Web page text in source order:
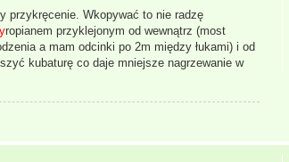
przykręcenie. Wkopywać to nie radzę
yropianem przyklejonym od wewnątrz (most
a mam odcinki po 2m między łukami) i od
kubaturę co daje mniejsze nagrzewanie w